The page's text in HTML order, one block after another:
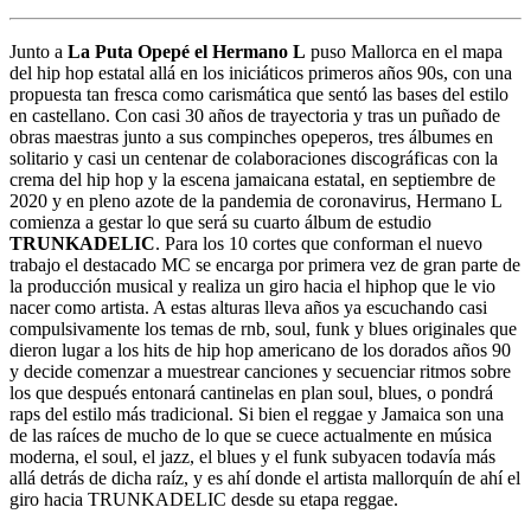
Junto a La Puta Opepé el Hermano L puso Mallorca en el mapa
del hip hop estatal allá en los iniciáticos primeros años 90s, con una
propuesta tan fresca como carismática que sentó las bases del estilo
en castellano. Con casi 30 años de trayectoria y tras un puñado de
obras maestras junto a sus compinches opeperos, tres álbumes en
solitario y casi un centenar de colaboraciones discográficas con la
crema del hip hop y la escena jamaicana estatal, en septiembre de
2020 y en pleno azote de la pandemia de coronavirus, Hermano L
comienza a gestar lo que será su cuarto álbum de estudio
TRUNKADELIC. Para los 10 cortes que conforman el nuevo
trabajo el destacado MC se encarga por primera vez de gran parte de
la producción musical y realiza un giro hacia el hiphop que le vio
nacer como artista. A estas alturas lleva años ya escuchando casi
compulsivamente los temas de rnb, soul, funk y blues originales que
dieron lugar a los hits de hip hop americano de los dorados años 90
y decide comenzar a muestrear canciones y secuenciar ritmos sobre
los que después entonará cantinelas en plan soul, blues, o pondrá
raps del estilo más tradicional. Si bien el reggae y Jamaica son una
de las raíces de mucho de lo que se cuece actualmente en música
moderna, el soul, el jazz, el blues y el funk subyacen todavía más
allá detrás de dicha raíz, y es ahí donde el artista mallorquín de ahí el
giro hacia TRUNKADELIC desde su etapa reggae.